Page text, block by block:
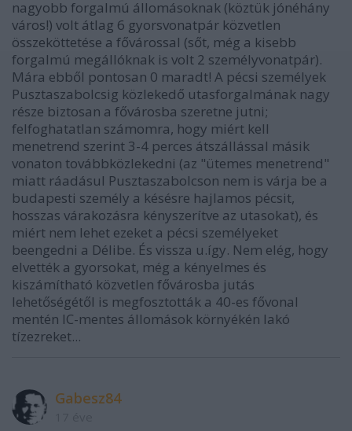
nagyobb forgalmú állomásoknak (köztük jónéhány
város!) volt átlag 6 gyorsvonatpár közvetlen
összeköttetése a fővárossal (sőt, még a kisebb
forgalmú megállóknak is volt 2 személyvonatpár).
Mára ebből pontosan 0 maradt! A pécsi személyek
Pusztaszabolcsig közlekedő utasforgalmának nagy
része biztosan a fővárosba szeretne jutni;
felfoghatatlan számomra, hogy miért kell
menetrend szerint 3-4 perces átszállással másik
vonaton továbbközlekedni (az "ütemes menetrend"
miatt ráadásul Pusztaszabolcson nem is várja be a
budapesti személy a késésre hajlamos pécsit,
hosszas várakozásra kényszerítve az utasokat), és
miért nem lehet ezeket a pécsi személyeket
beengedni a Délibe. És vissza u.így. Nem elég, hogy
elvették a gyorsokat, még a kényelmes és
kiszámítható közvetlen fővárosba jutás
lehetőségétől is megfosztották a 40-es fővonal
mentén IC-mentes állomások környékén lakó
tízezreket...
Gabesz84